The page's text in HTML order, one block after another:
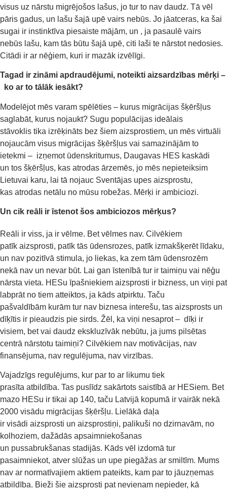
visus uz nārstu migrējošos lašus, jo tur to nav daudz. Tā vēl
pāris gadus, un lašu šajā upē vairs nebūs. Jo jāatceras, ka šai
sugai ir instinktīva piesaiste mājām, un , ja pasaulē vairs
nebūs lašu, kam tās būtu šajā upē, citi laši te nārstot nedosies.
Citādi ir ar nēģiem, kuri ir mazāk izvēlīgi.
Tagad ir zināmi apdraudējumi, noteikti aizsardzības mērķi –
ko ar to tālāk iesākt?
Modelējot mēs varam spēlēties – kurus migrācijas šķēršļus
saglabāt, kurus nojaukt? Sugu populācijas ideālais
stāvoklis tika izrēķināts bez šiem aizsprostiem, un mēs virtuāli
nojaucām visus migrācijas šķēršļus vai samazinājām to
ietekmi – izņemot ūdenskritumus, Daugavas HES kaskādi
un tos šķēršļus, kas atrodas ārzemēs, jo mēs nepieteiksim
Lietuvai karu, lai tā nojauc Sventājas upes aizsprostu,
kas atrodas netālu no mūsu robežas. Mērķi ir ambiciozi.
Un cik reāli ir īstenot šos ambiciozos mērķus?
Reāli ir viss, ja ir vēlme. Bet vēlmes nav. Cilvēkiem
patīk aizsprosti, patīk tās ūdensrozes, patīk izmakšķerēt līdaku,
un nav pozitīvā stimula, jo liekas, ka zem tām ūdensrozēm
nekā nav un nevar būt. Lai gan īstenībā tur ir taimiņu vai nēģu
nārsta vieta. HESu īpašniekiem aizsprosti ir bizness, un viņi pat
labprāt no tiem atteiktos, ja kāds atpirktu. Taču
pašvaldībām kurām tur nav biznesa interešu, tas aizsprosts un
dīķītis ir pieaudzis pie sirds. Žēl, ka viņi nesaprot – dīķi ir
visiem, bet vai daudz ekskluzīvāk nebūtu, ja jums pilsētas
centrā nārstotu taimiņi? Cilvēkiem nav motivācijas, nav
finansējuma, nav regulējuma, nav virzības.
Vajadzīgs regulējums, kur par to ar likumu tiek
prasīta atbildība. Tas puslīdz sakārtots saistībā ar HESiem. Bet
mazo HESu ir tikai ap 140, taču Latvijā kopumā ir vairāk nekā
2000 visādu migrācijas šķēršļu. Lielākā daļa
ir visādi aizsprosti un aizsprostiņi, palikuši no dzirnavām, no
kolhoziem, dažādās apsaimniekošanas
un pussabrukšanas stadijās. Kāds vēl izdomā tur
pasaimniekot, atver slūžas un upe piegāžas ar smiltīm. Mums
nav ar normatīvajiem aktiem pateikts, kam par to jāuzņemas
atbildība. Bieži šie aizsprosti pat nevienam nepieder, kā